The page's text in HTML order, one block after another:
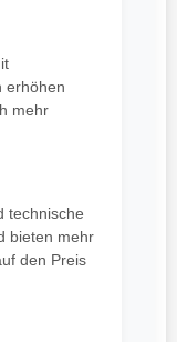
erhöhen
mehr
technische
bieten mehr
den Preis